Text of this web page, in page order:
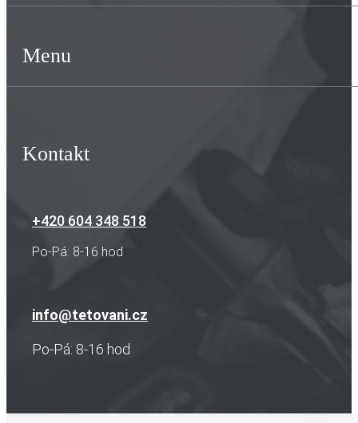
Menu
Kontakt
+420 604 348 518
Po-Pá: 8-16 hod
info@tetovani.cz
Po-Pá: 8-16 hod